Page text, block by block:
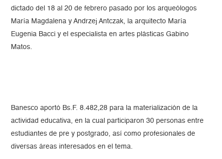
dictado del 18 al 20 de febrero pasado por los arqueólogos
María Magdalena y Andrzej Antczak, la arquitecto María
Eugenia Bacci y el especialista en artes plásticas Gabino
Matos.
Banesco aportó Bs.F. 8.482,28 para la materialización de la
actividad educativa, en la cual participaron 30 personas entre
estudiantes de pre y postgrado, así como profesionales de
diversas áreas interesados en el tema.